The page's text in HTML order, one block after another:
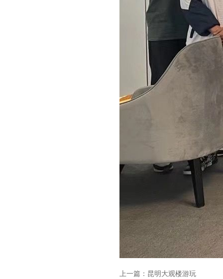
上一篇： 昆明大观楼游玩